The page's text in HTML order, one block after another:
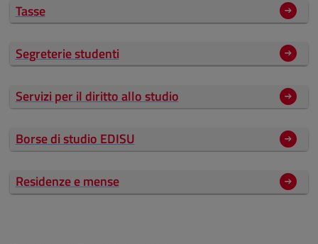
Tasse
Segreterie studenti
Servizi per il diritto allo studio
Borse di studio EDISU
Residenze e mense